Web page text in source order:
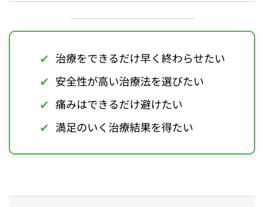
✔ 治療をできるだけ早く終わらせたい
✔ 安全性が高い治療法を選びたい
✔ 痛みはできるだけ避けたい
✔ 満足のいく治療結果を得たい